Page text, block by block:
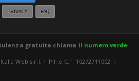
PRIVACY FAQ
gratuita chiama il numero verde
Web s.r.l. | P.I. e C.F. 10272711002 |